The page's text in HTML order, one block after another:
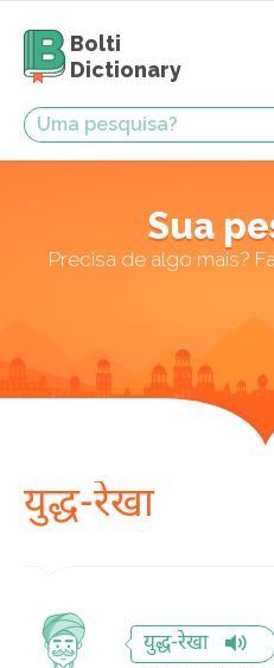
Bolti
Dictionary
Sua
Precisa de algo mais?
युद्ध-रेखा
युद्ध-रेखा